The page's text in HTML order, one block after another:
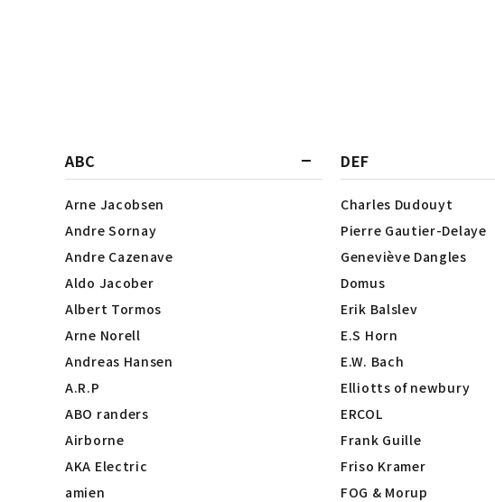
ABC
Arne Jacobsen
Andre Sornay
Andre Cazenave
Aldo Jacober
Albert Tormos
Arne Norell
Andreas Hansen
A.R.P
ABO randers
Airborne
AKA Electric
amien
DEF
Charles Dudouyt
Pierre Gautier-Delaye
Geneviève Dangles
Domus
Erik Balslev
E.S Horn
E.W. Bach
Elliotts of newbury
ERCOL
Frank Guille
Friso Kramer
FOG & Morup